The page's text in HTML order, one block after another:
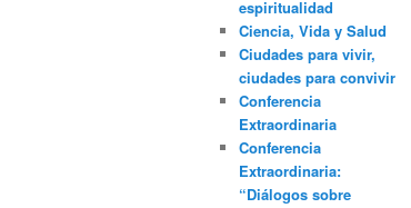
espiritualidad
Ciencia, Vida y Salud
Ciudades para vivir,
ciudades para convivir
Conferencia
Extraordinaria
Conferencia
Extraordinaria:
“Diálogos sobre